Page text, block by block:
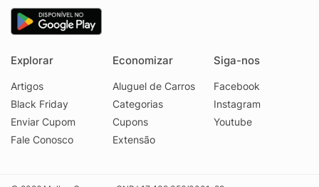
Explorar
Artigos
Black Friday
Enviar Cupom
Fale Conosco
Economizar
Aluguel de Carros
Categorias
Cupons
Extensão
Siga-nos
Facebook
Instagram
Youtube